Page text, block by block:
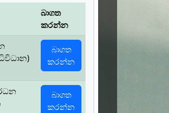
බාගත
කරන්න
බාගත
කරන්න
බාගත
කරන්න